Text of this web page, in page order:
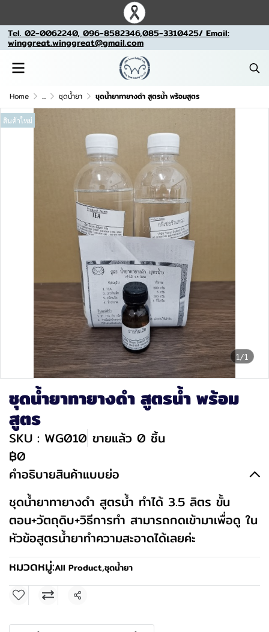
Tel. 02-0062240, 096-8582346,085-3310425/ Email:
winggreat.winggreat@gmail.com
Home ... ชุดน้ำยา ชุดน้ำยาทายางดำ สูตรน้ำ พร้อมสูตร
1/1
สินค้าใหม่
ชุดน้ำยาทายางดำ สูตรน้ำ พร้อม
สูตร
SKU : WG010 ขายแล้ว 0 ชิ้น
฿0
คำอธิบายสินค้าแบบย่อ
ชุดน้ำยาทายางดำ สูตรน้ำ ทำได้ 3.5 ลิตร ขั้น
ตอน+วัตถุดิบ+วิธีการทำ สามารถกดเข้ามาเพื่อดู ใน
หัวข้อสูตรน้ำยาทำความสะอาดได้เลยค่ะ
หมวดหมู่:All Product,ชุดน้ำยา
แชร์